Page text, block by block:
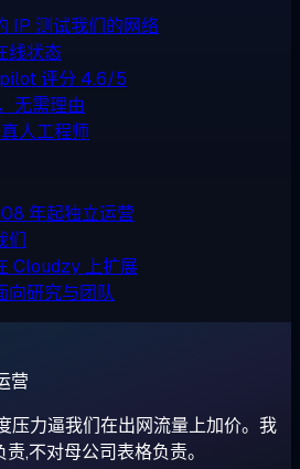
IP 测试我们的网络
线状态
评分 4.6/5
无需理由
人工程师
年起独立运营
们
Cloudzy 上扩展
向研究与团队
营
压力逼我们在出网流量上加价。我
,不对母公司表格负责。